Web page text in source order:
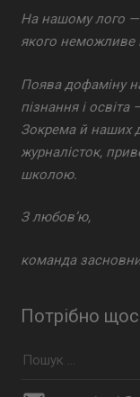
На нашому лого —
якого неможливе
Поява дофаміну
пізнання і
Зокрема й наших
журналісток,
школою.
З любов’ю,
команда
Потрібно